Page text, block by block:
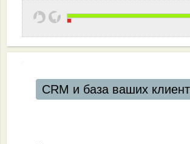
CRM и база ваших